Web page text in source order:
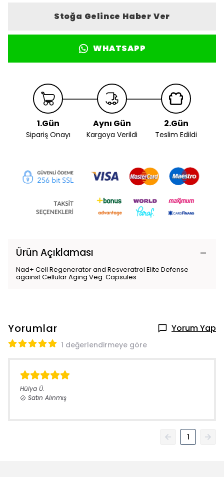
Stoğa Gelince Haber Ver
WHATSAPP
1.Gün
Sipariş Onayı
Aynı Gün
Kargoya Verildi
2.Gün
Teslim Edildi
Ürün Açıklaması
Nad+ Cell Regenerator and Resveratrol Elite Defense
against Cellular Aging Veg. Capsules
Yorumlar Yorum Yap
1 değerlendirmeye göre
Hülya Ü.
Satın Alınmış
1